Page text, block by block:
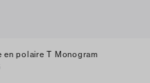
en polaire T Monogram